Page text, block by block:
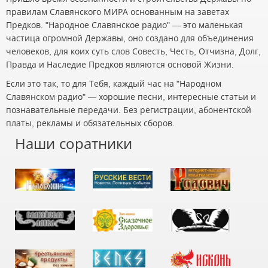
правилам Славянского МИРА основанным на заветах
Предков. "Народное Славянское радио" — это маленькая
частица огромной Державы, оно создано для объединения
человеков, для коих суть слов Совесть, Честь, Отчизна, Долг,
Правда и Наследие Предков являются основой Жизни.
Если это так, то для Тебя, каждый час на "Народном
Славянском радио" — хорошие песни, интересные статьи и
познавательные передачи. Без регистрации, абонентской
платы, рекламы и обязательных сборов.
Наши соратники